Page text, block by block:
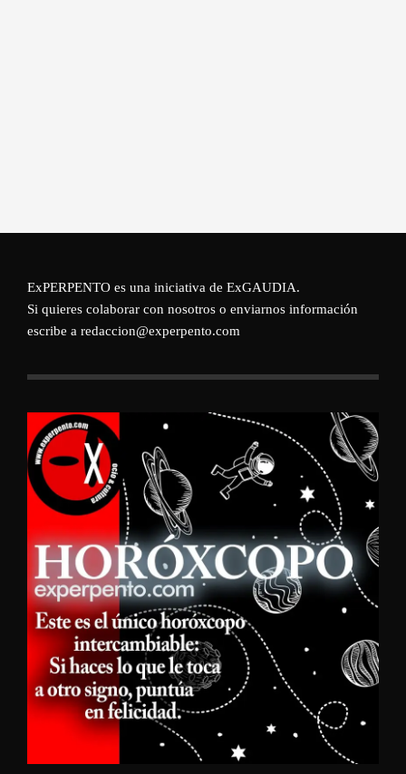
ExPERPENTO es una iniciativa de ExGAUDIA.
Si quieres colaborar con nosotros o enviarnos información
escribe a redaccion@experpento.com